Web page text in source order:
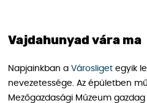
Vajdahunyad vára ma
Napjainkban a Városliget egyik
nevezetessége. Az épületben
Mezőgazdasági Múzeum